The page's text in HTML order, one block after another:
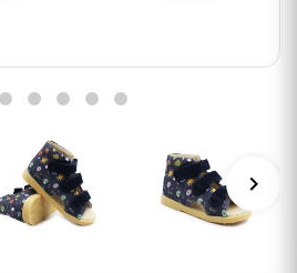
keyboard_arrow_right